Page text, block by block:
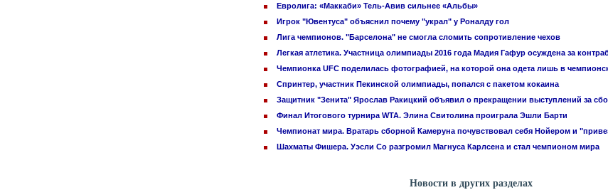
Евролига: «Маккаби» Тель-Авив сильнее «Альбы»
Игрок "Ювентуса" объяснил почему "украл" у Роналду гол
Лига чемпионов. "Барселона" не смогла сломить сопротивление чехов
Легкая атлетика. Участница олимпиады 2016 года Мадия Гафур осуждена за
Чемпионка UFC поделилась фотографией, на которой она одета лишь в
Спринтер, участник Пекинской олимпиады, попался с пакетом кокаина
Защитник "Зенита" Ярослав Ракицкий объявил о прекращении выступлений за
Финал Итогового турнира WTA. Элина Свитолина проиграла Эшли Барти
Чемпионат мира. Вратарь сборной Камеруна почувствовал себя Нойером и
Шахматы Фишера. Уэсли Со разгромил Магнуса Карлсена и стал чемпионом мира
Новости в других разделах